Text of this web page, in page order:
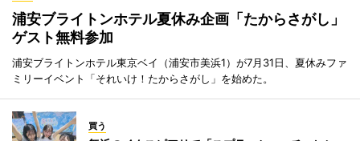
浦安ブライトンホテル夏休み企画「たからさがし」
ゲスト無料参加
浦安ブライトンホテル東京ベイ（浦安市美浜1）が7月31日、夏休みファ
ミリーイベント「それいけ！たからさがし」を始めた。
買う